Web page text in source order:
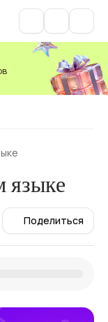
языке
Поделиться